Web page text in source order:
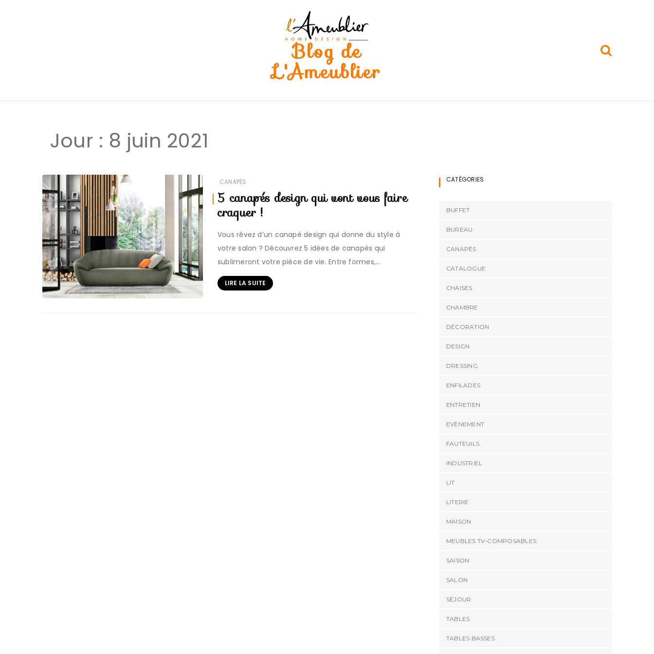
Blog de
L'Ameublier
Jour : 8 juin 2021
CANAPÉS
5 canapés design qui vont vous faire
craquer !
Vous rêvez d’un canapé design qui donne du style à
votre salon ? Découvrez 5 idées de canapés qui
sublimeront votre pièce de vie. Entre formes,…
LIRE LA SUITE
CATÉGORIES
BUFFET
BUREAU
CANAPÉS
CATALOGUE
CHAISES
CHAMBRE
DÉCORATION
DESIGN
DRESSING
ENFILADES
ENTRETIEN
EVÈNEMENT
FAUTEUILS
INDUSTRIEL
LIT
LITERIE
MAISON
MEUBLES TV-COMPOSABLES
SAISON
SALON
SÉJOUR
TABLES
TABLES BASSES